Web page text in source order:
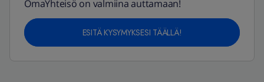
OmaYhteisö on valmiina auttamaan!
ESITÄ KYSYMYKSESI TÄÄLLÄ!